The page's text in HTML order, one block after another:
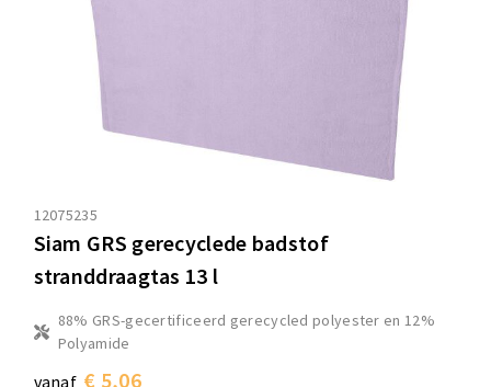
12075235
Siam GRS gerecyclede badstof
stranddraagtas 13 l
88% GRS-gecertificeerd gerecycled polyester en 12%
Polyamide
vanaf € 5,06